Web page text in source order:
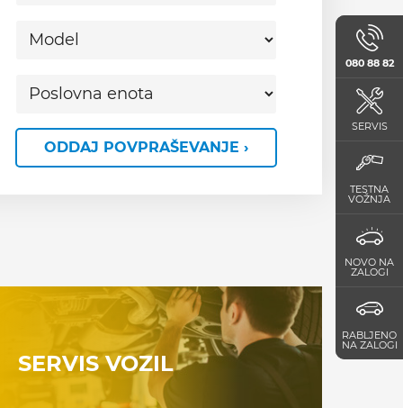
080 88 82
SERVIS
TESTNA
VOŽNJA
NOVO NA
ZALOGI
RABLJENO
NA ZALOGI
ODDAJ POVPRAŠEVANJE ›
SERVIS VOZIL